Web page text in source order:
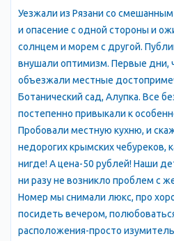
Воронцовского дворца .
достоинству оценить вкус
дегустационном зале
приятно удивляют
возможность найти жилье по
возможностям. Самое красочное
передает всего очарования этого
обязательно приехать, чтобы
непередаваемую атмосферу
незабываемым отдыхом.
Уезжали из Рязани со
и опасение с одной стороны и
солнцем и морем с другой.
внушали оптимизм. Первые дни,
объезжали местные
Ботанический сад, Алупка. Все
постепенно привыкали к
Пробовали местную кухню, и
недорогих крымских чебуреков,
нигде! А цена-50 рублей! Наши
ни разу не возникло проблем с
Номер мы снимали люкс, про
посидеть вечером,
расположения-просто